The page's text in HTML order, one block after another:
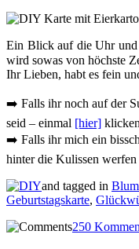
Ein Blick auf die Uhr und
wird sowas von höchste
Ihr Lieben, habt es fein
➡️ Falls ihr noch auf der
seid – einmal [hier]
➡️ Falls ihr mich ein
hinter die Kulissen
and tagged in
Geburtstagskarte,
250